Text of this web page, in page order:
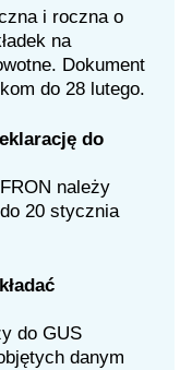
i roczna o
na
Dokument
do 28 lutego.
do
należy
20 stycznia
do GUS
danym